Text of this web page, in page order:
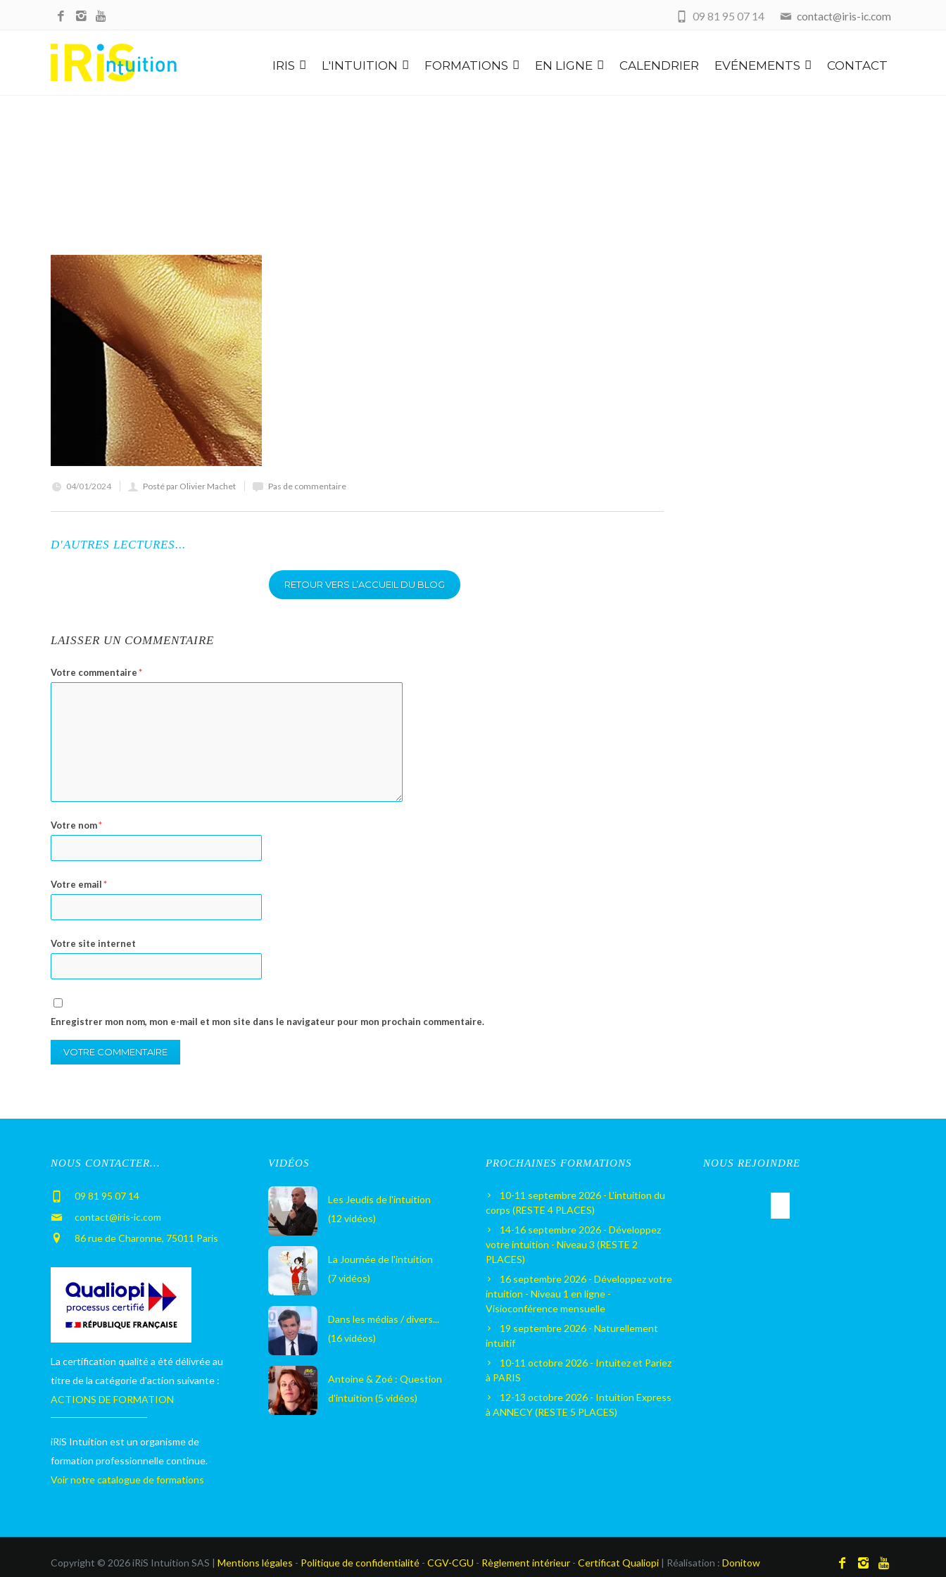
contact@iris-ic.com
09 81 95 07 14
IRIS L'INTUITION FORMATIONS EN LIGNE CALENDRIER EVÉNEMENTS CONTACT
04/01/2024 Posté par Olivier Machet Pas de commentaire
D'AUTRES LECTURES...
RETOUR VERS L’ACCUEIL DU BLOG
LAISSER UN COMMENTAIRE
Votre commentaire*
Votre nom*
Votre email*
Votre site internet
Enregistrer mon nom, mon e-mail et mon site dans le navigateur pour mon prochain commentaire.
NOUS CONTACTER…
09 81 95 07 14
contact@iris-ic.com
86 rue de Charonne, 75011 Paris
La certification qualité a été délivrée au
titre de la catégorie d'action suivante :
ACTIONS DE FORMATION
iRiS Intuition est un organisme de
formation professionnelle continue.
Voir notre catalogue de formations
VIDÉOS
Les Jeudis de l'intuition
(12 vidéos)
La Journée de l'intuition
(7 vidéos)
Dans les médias / divers...
(16 vidéos)
Antoine & Zoé : Question
d'intuition (5 vidéos)
PROCHAINES FORMATIONS
10-11 septembre 2026 - L'intuition du
corps (RESTE 4 PLACES)
14-16 septembre 2026 - Développez
votre intuition - Niveau 3 (RESTE 2
PLACES)
16 septembre 2026 - Développez votre
intuition - Niveau 1 en ligne -
Visioconférence mensuelle
19 septembre 2026 - Naturellement
intuitif
10-11 octobre 2026 - Intuitez et Pariez
à PARIS
12-13 octobre 2026 - Intuition Express
à ANNECY (RESTE 5 PLACES)
NOUS REJOINDRE
Copyright © 2026 iRiS Intuition SAS | Mentions légales - Politique de confidentialité - CGV-CGU - Règlement intérieur - Certificat Qualiopi | Réalisation : Donitow